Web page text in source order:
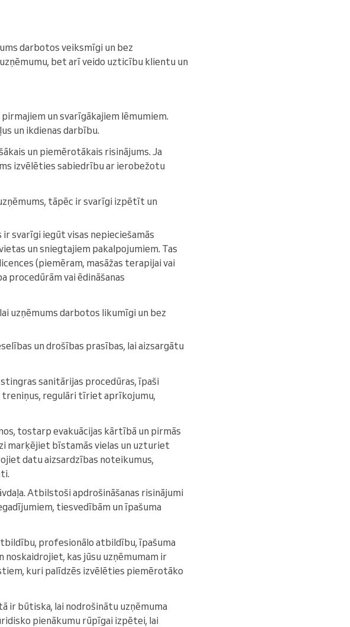
darbotos veiksmīgi un bez
bet arī veido uzticību klientu un
un svarīgākajiem lēmumiem.
un ikdienas darbību.
un piemērotākais risinājums. Ja
izvēlēties sabiedrību ar ierobežotu
tāpēc ir svarīgi izpētīt un
svarīgi iegūt visas nepieciešamās
un sniegtajiem pakalpojumiem. Tas
(piemēram, masāžas terapijai vai
procedūrām vai ēdināšanas
uzņēmums darbotos likumīgi un bez
un drošības prasības, lai aizsargātu
sanitārijas procedūras, īpaši
treniņus, regulāri tīriet aprīkojumu,
tostarp evakuācijas kārtībā un pirmās
marķējiet bīstamās vielas un uzturiet
datu aizsardzības noteikumus,
Atbilstoši apdrošināšanas risinājumi
tiesvedībām un īpašuma
profesionālo atbildību, īpašuma
noskaidrojiet, kas jūsu uzņēmumam ir
kuri palīdzēs izvēlēties piemērotāko
ir būtiska, lai nodrošinātu uzņēmuma
pienākumu rūpīgai izpētei, lai